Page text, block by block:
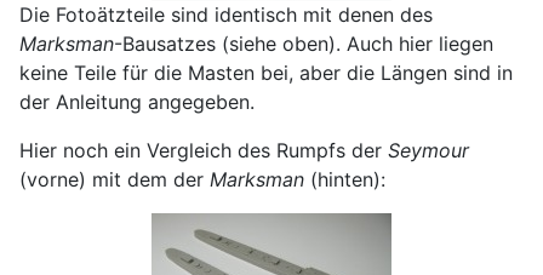
Die Fotoätzteile sind identisch mit denen des
Marksman-Bausatzes (siehe oben). Auch hier liegen
keine Teile für die Masten bei, aber die Längen sind in
der Anleitung angegeben.
Hier noch ein Vergleich des Rumpfs der Seymour
(vorne) mit dem der Marksman (hinten):